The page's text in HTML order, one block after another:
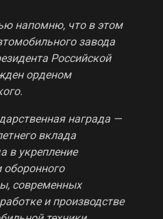
напомню, что в этом
завода
Российской
орденом
награда —
вклада
в укрепление
современных
и производстве